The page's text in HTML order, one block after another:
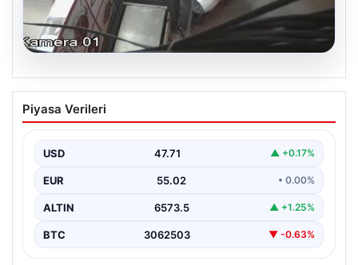
Bahçelievler’de Güvenlik Problemi ve
Binanın Çöküşü
Mahallesi Taşova Sokak’ta korkutucu bir olay yaşandı.
Yaklaşık 38…
Piyasa Verileri
USD 47.71 ▲ +0.17%
EUR 55.02 • 0.00%
ALTIN 6573.5 ▲ +1.25%
BTC 3062503 ▼ -0.63%